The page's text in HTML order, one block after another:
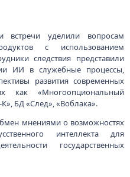
встречи уделили вопросам
с использованием
следствия представили
ИИ в служебные процессы,
развития современных
как «Многоопциональный
БД «След», «Воблака».
мнениями о возможностях
интеллекта для
государственных